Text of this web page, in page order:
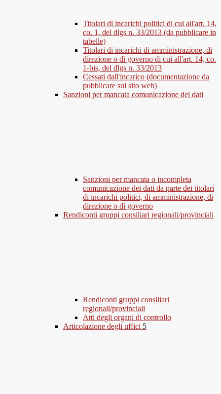
Titolari di incarichi politici di cui all'art. 14,
co. 1, del dlgs n. 33/2013 (da pubblicare in
tabelle)
Titolari di incarichi di amministrazione, di
direzione o di governo di cui all'art. 14, co.
1-bis, del dlgs n. 33/2013
Cessati dall'incarico (documentazione da
pubblicare sul sito web)
Sanzioni per mancata comunicazione dei dati
Sanzioni per mancata o incompleta
comunicazione dei dati da parte dei titolari
di incarichi politici, di amministrazione, di
direzione o di governo
Rendiconti gruppi consiliari regionali/provinciali
Rendiconti gruppi consiliari
regionali/provinciali
Atti degli organi di controllo
Articolazione degli uffici 5